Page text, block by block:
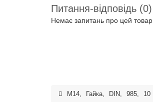
Питання-відповідь (0)
Немає запитань про цей товар.
M14, Гайка, DIN, 985, 10